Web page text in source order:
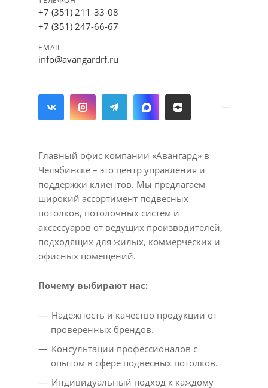
+7 (351) 211-33-08
+7 (351) 247-66-67
EMAIL
info@avangardrf.ru
Главный офис компании «Авангард» в
Челябинске – это центр управления и
поддержки клиентов. Мы предлагаем
широкий ассортимент подвесных
потолков, потолочных систем и
аксессуаров от ведущих производителей,
подходящих для жилых, коммерческих и
офисных помещений.
Почему выбирают нас:
Надежность и качество продукции от
проверенных брендов.
Консультации профессионалов с
опытом в сфере подвесных потолков.
Индивидуальный подход к каждому